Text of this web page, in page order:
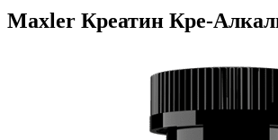
Maxler Креатин Кре-